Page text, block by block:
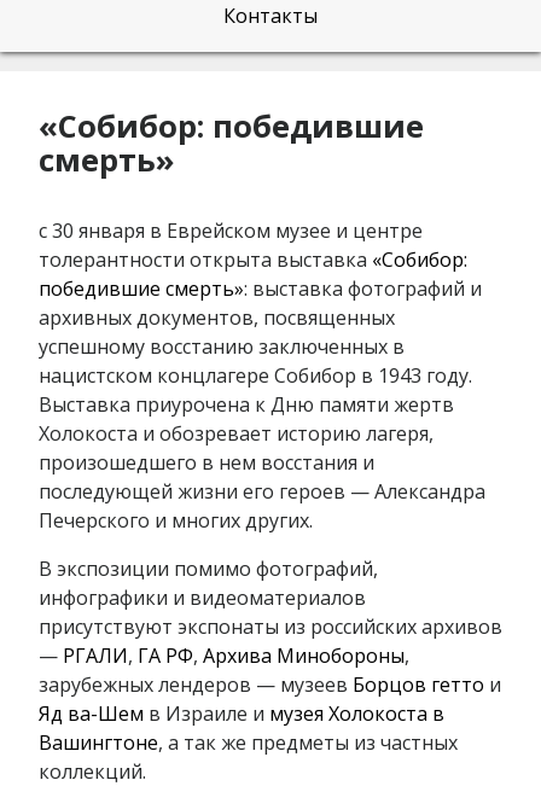
Контакты
«Собибор: победившие
смерть»
с 30 января в Еврейском музее и центре
толерантности открыта выставка «Собибор:
победившие смерть»: выставка фотографий и
архивных документов, посвященных
успешному восстанию заключенных в
нацистском концлагере Собибор в 1943 году.
Выставка приурочена к Дню памяти жертв
Холокоста и обозревает историю лагеря,
произошедшего в нем восстания и
последующей жизни его героев — Александра
Печерского и многих других.
В экспозиции помимо фотографий,
инфографики и видеоматериалов
присутствуют экспонаты из российских архивов
— РГАЛИ, ГА РФ, Архива Минобороны,
зарубежных лендеров — музеев Борцов гетто и
Яд ва-Шем в Израиле и музея Холокоста в
Вашингтоне, а так же предметы из частных
коллекций.